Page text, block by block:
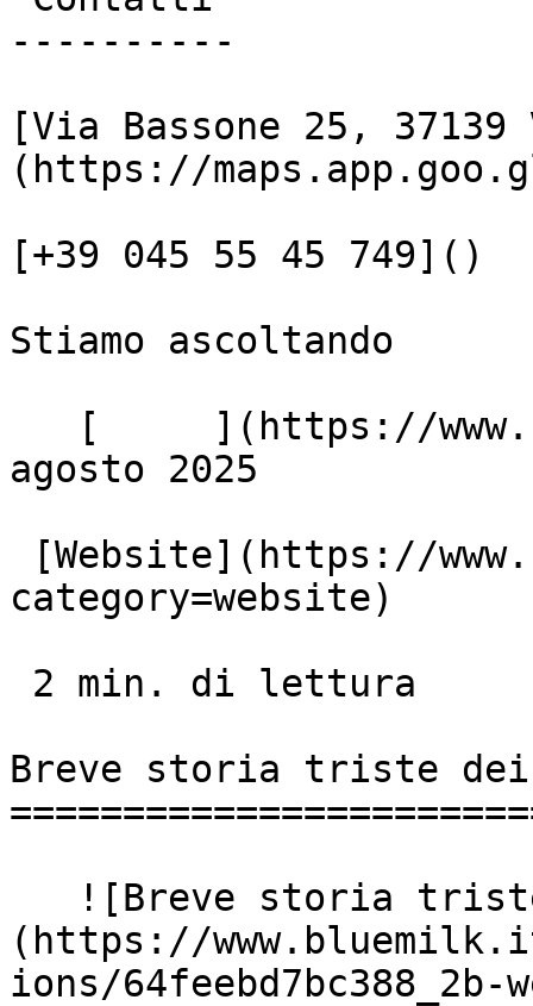
----------
[Via Bassone 25, 37139
(https://
[+39 045 55 45 749]()
Stiamo ascoltando
agosto 2025
category=website)
Breve storia triste
(https://
ions/64feebd7bc388_2b-